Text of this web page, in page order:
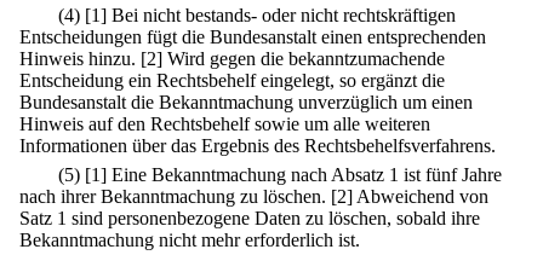
(4) [1] Bei nicht bestands- oder nicht rechtskräftigen
Entscheidungen fügt die Bundesanstalt einen entsprechenden
Hinweis hinzu. [2] Wird gegen die bekanntzumachende
Entscheidung ein Rechtsbehelf eingelegt, so ergänzt die
Bundesanstalt die Bekanntmachung unverzüglich um einen
Hinweis auf den Rechtsbehelf sowie um alle weiteren
Informationen über das Ergebnis des Rechtsbehelfsverfahrens.
(5) [1] Eine Bekanntmachung nach Absatz 1 ist fünf Jahre
nach ihrer Bekanntmachung zu löschen. [2] Abweichend von
Satz 1 sind personenbezogene Daten zu löschen, sobald ihre
Bekanntmachung nicht mehr erforderlich ist.